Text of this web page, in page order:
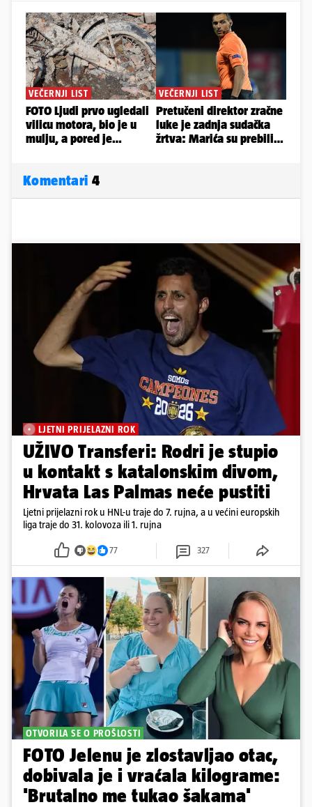
Komentari 4
LJETNI PRIJELAZNI ROK
UŽIVO Transferi: Rodri je stupio
u kontakt s katalonskim divom,
Hrvata Las Palmas neće pustiti
Ljetni prijelazni rok u HNL-u traje do 7. rujna, a u većini europskih
liga traje do 31. kolovoza ili 1. rujna
77 327
OTVORILA SE O PROŠLOSTI
FOTO Jelenu je zlostavljao otac,
dobivala je i vraćala kilograme:
'Brutalno me tukao šakama'